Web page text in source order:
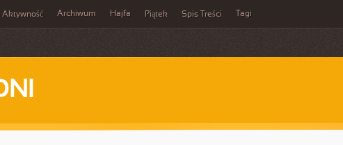
Aktywność Archiwum Hajfa Piątek Spis Treści Tagi